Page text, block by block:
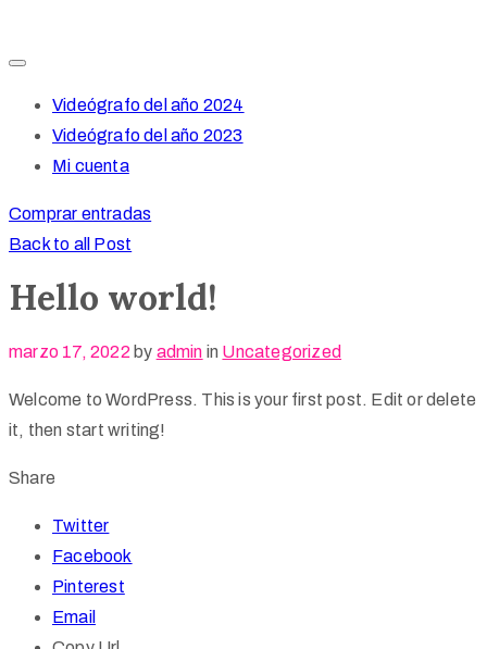
Videógrafo del año 2024
Videógrafo del año 2023
Mi cuenta
Comprar entradas
Back to all Post
Hello world!
marzo 17, 2022 by admin in Uncategorized
Welcome to WordPress. This is your first post. Edit or delete
it, then start writing!
Share
Twitter
Facebook
Pinterest
Email